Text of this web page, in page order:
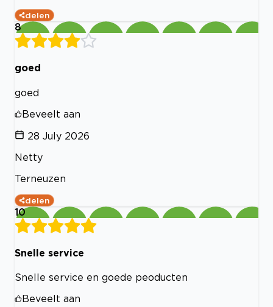
delen
8
goed
goed
Beveelt aan
28 July 2026
Netty
Terneuzen
delen
10
Snelle service
Snelle service en goede peoducten
Beveelt aan